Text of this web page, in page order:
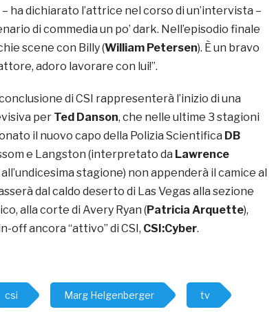
ha dichiarato l’attrice nel corso di un’intervista –
di commedia un po’ dark. Nell’episodio finale
scene con Billy (William Petersen). È un bravo
adoro lavorare con lui!”.
di CSI rappresenterà l’inizio di una
per Ted Danson, che nelle ultime 3 stagioni
il nuovo capo della Polizia Scientifica DB
e Langston (interpretato da Lawrence
stagione) non appenderà il camice al
dal caldo deserto di Las Vegas alla sezione
alla corte di Avery Ryan (Patricia Arquette),
off ancora “attivo” di CSI, CSI:Cyber.
csi Marg Helgenberger tv